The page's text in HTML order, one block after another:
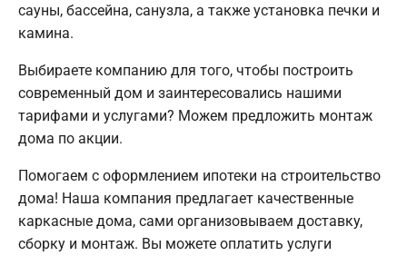
сауны, бассейна, санузла, а также установка печки и
камина.
Выбираете компанию для того, чтобы построить
современный дом и заинтересовались нашими
тарифами и услугами? Можем предложить монтаж
дома по акции.
Помогаем с оформлением ипотеки на строительство
дома! Наша компания предлагает качественные
каркасные дома, сами организовываем доставку,
сборку и монтаж. Вы можете оплатить услуги